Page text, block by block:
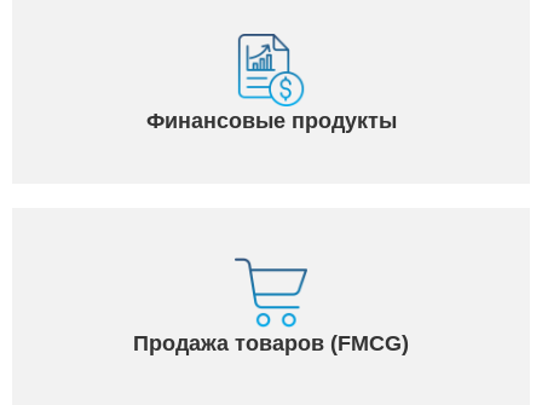
Финансовые продукты
Продажа товаров (FMCG)